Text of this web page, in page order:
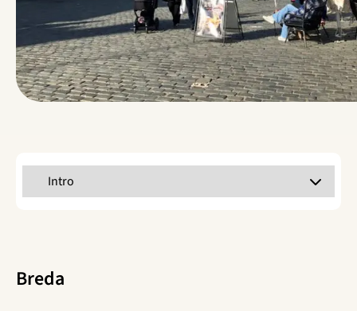
Selecteer een tabblad
Breda